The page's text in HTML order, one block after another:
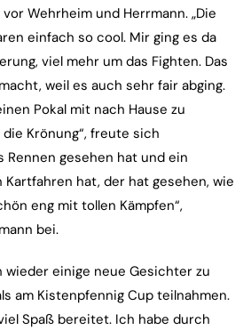
Wehrheim und Herrmann. „Die
einfach so cool. Mir ging es da
viel mehr um das Fighten. Das
weil es auch sehr fair abging.
Pokal mit nach Hause zu
Krönung“, freute sich
Rennen gesehen hat und ein
hat, der hat gesehen, wie
eng mit tollen Kämpfen“,
bei.
wieder einige neue Gesichter zu
am Kistenpfennig Cup teilnahmen.
Spaß bereitet. Ich habe durch